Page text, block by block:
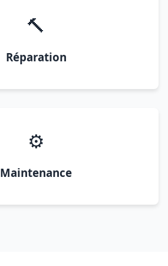
🔨
Réparation
⚙️
Maintenance